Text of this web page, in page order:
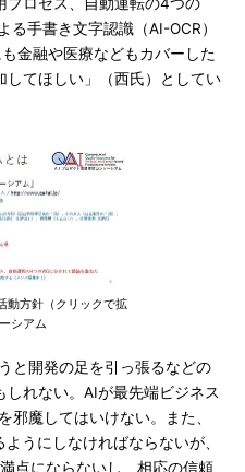
る手書き文字認識（AI-OCR）
金融や医療などもカバーした
してほしい」（西氏）としてい
動方針（クリックで拡
シアム
と開発の足を引っ張るなどの
れない。AIが最先端ビジネス
邪魔してはいけない。また、
うにしなければならないが、
点にならないし、相応の信頼